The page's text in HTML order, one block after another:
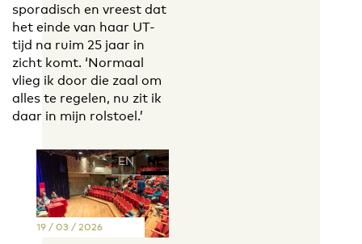
sporadisch en vreest dat
het einde van haar UT-
tijd na ruim 25 jaar in
zicht komt. ‘Normaal
vlieg ik door die zaal om
alles te regelen, nu zit ik
daar in mijn rolstoel.’
EN NL
19 / 03 / 2026